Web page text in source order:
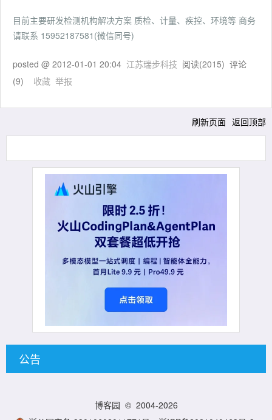
目前主要研发检测机构解决方案 质检、计量、疾控、环境等 商务
请联系 15952187581(微信同号)
posted @ 2012-01-01 20:04 江苏瑞步科技 阅读(2015) 评论
(9) 收藏 举报
刷新页面 返回顶部
公告
博客园 © 2004-2026